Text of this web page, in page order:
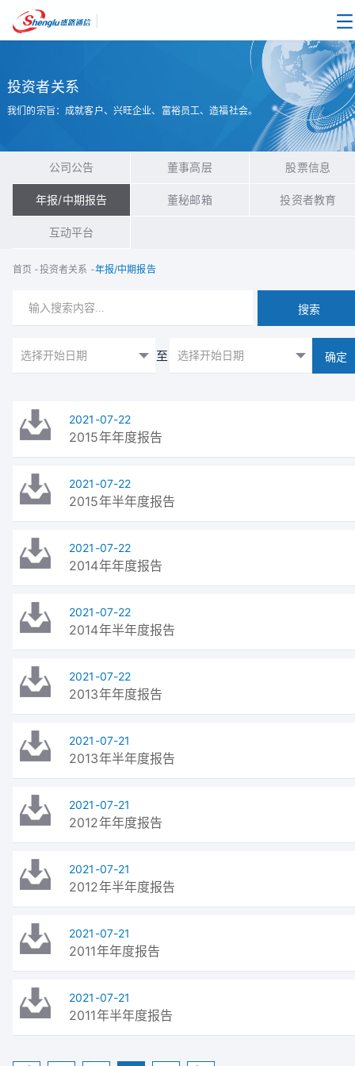
投资者关系
我们的宗旨：成就客户、兴旺企业、富裕员工、造福社会。
公司公告 董事高层 股票信息
年报/中期报告 董秘邮箱 投资者教育
互动平台
首页 -投资者关系 -年报/中期报告
搜索
至
2021-07-22
2015年年度报告
2021-07-22
2015年半年度报告
2021-07-22
2014年年度报告
2021-07-22
2014年半年度报告
2021-07-22
2013年年度报告
2021-07-21
2013年半年度报告
2021-07-21
2012年年度报告
2021-07-21
2012年半年度报告
2021-07-21
2011年年度报告
2021-07-21
2011年半年度报告